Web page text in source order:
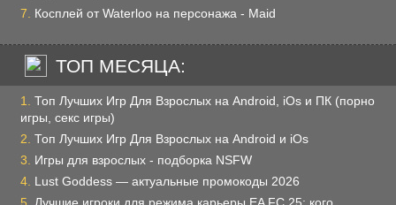
Косплей от Waterloo на персонажа - Maid
ТОП МЕСЯЦА:
Топ Лучших Игр Для Взрослых на Android, iOs и ПК (порно
игры, секс игры)
Топ Лучших Игр Для Взрослых на Android и iOs
Игры для взрослых - подборка NSFW
Lust Goddess — актуальные промокоды 2026